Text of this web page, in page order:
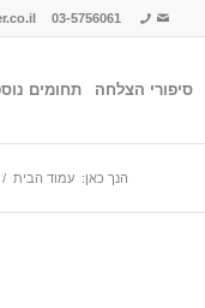
03-5756061
סיפורי הצלחה תחומים
הנך כאן: עמוד הבית /